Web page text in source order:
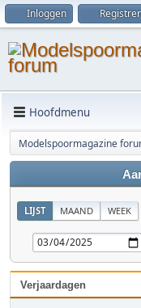
Inloggen
Hoofdmenu
Modelspoormagazine
LIJST MAAND WEEK
Verjaardagen